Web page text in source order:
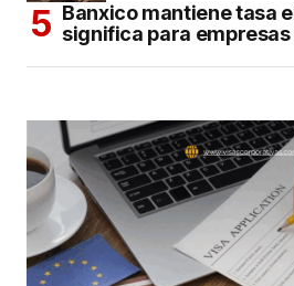
Banxico mantiene tasa
significa para